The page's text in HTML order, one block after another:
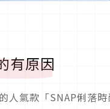
有原因
人氣款「SNAP俐落